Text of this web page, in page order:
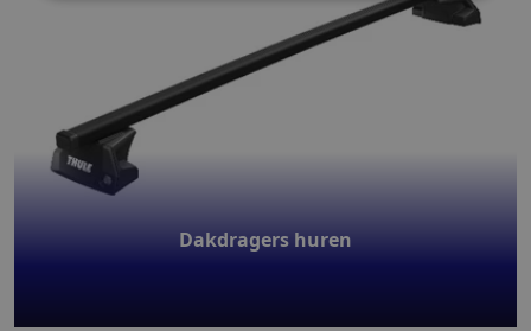
Dakdragers huren